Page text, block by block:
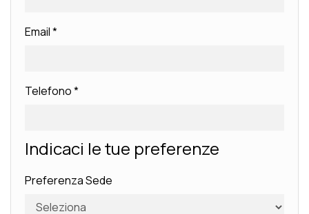
Email*
Telefono*
Indicaci le tue preferenze
Preferenza Sede